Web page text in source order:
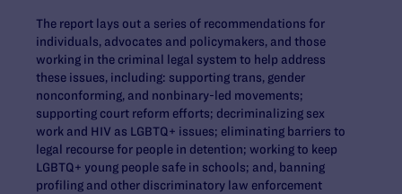
The report lays out a series of recommendations for
individuals, advocates and policymakers, and those
working in the criminal legal system to help address
these issues, including: supporting trans, gender
nonconforming, and nonbinary-led movements;
supporting court reform efforts; decriminalizing sex
work and HIV as LGBTQ+ issues; eliminating barriers to
legal recourse for people in detention; working to keep
LGBTQ+ young people safe in schools; and, banning
profiling and other discriminatory law enforcement